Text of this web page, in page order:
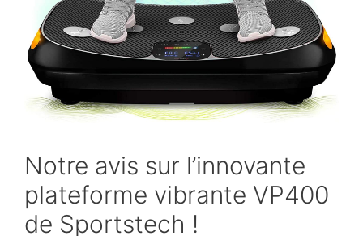
Notre avis sur l’innovante
plateforme vibrante VP400
de Sportstech !